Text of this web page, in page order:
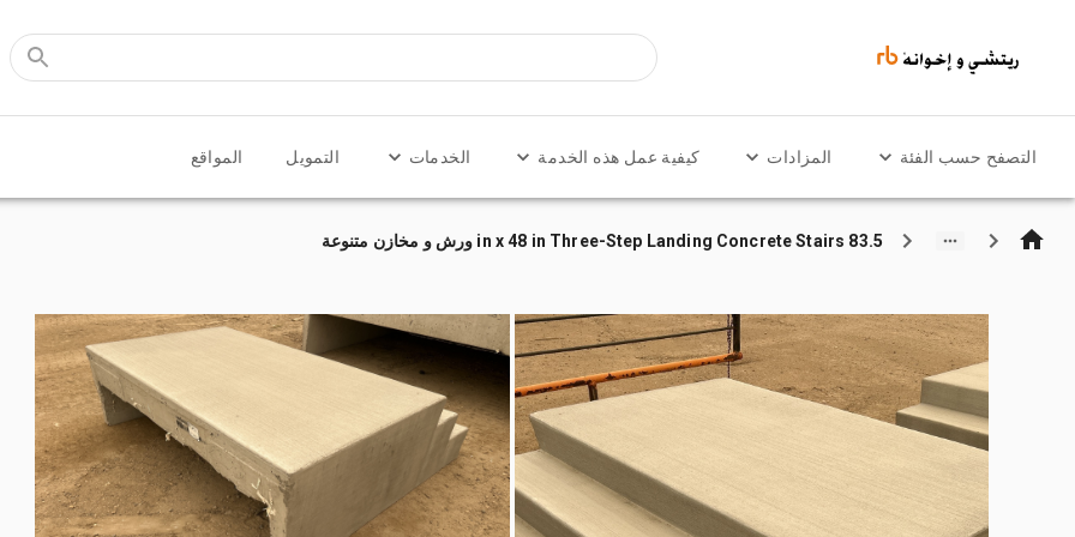
التصفح حسب الفئة المزادات كيفية عمل هذه الخدمة الخدمات التمويل المواقع
83.5 in x 48 in Three-Step Landing Concrete Stairs ورش و مخازن متنوعة